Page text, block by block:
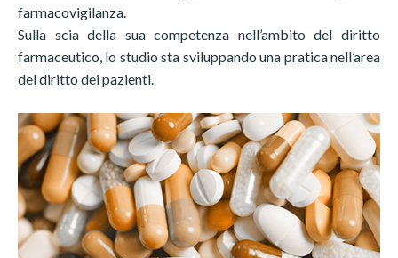
farmacovigilanza.
Sulla scia della sua competenza nell’ambito del diritto
farmaceutico, lo studio sta sviluppando una pratica nell’area
del diritto dei pazienti.